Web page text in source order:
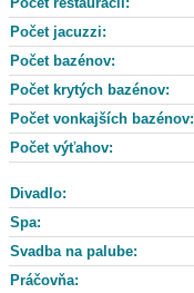
Počet jacuzzi:
Počet bazénov:
Počet krytých bazénov:
Počet vonkajších bazénov:
Počet výťahov:
Divadlo:
Spa:
Svadba na palube:
Práčovňa: